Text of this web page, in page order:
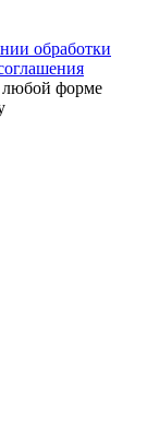
обработки
любой форме